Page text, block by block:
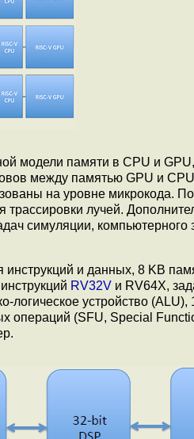
модели памяти в CPU и
между памятью GPU и
на уровне микрокода.
лучей.
симуляции,
и данных, 8 KB
RV32V и RV64X,
устройство (ALU),
операций (SFU, Special